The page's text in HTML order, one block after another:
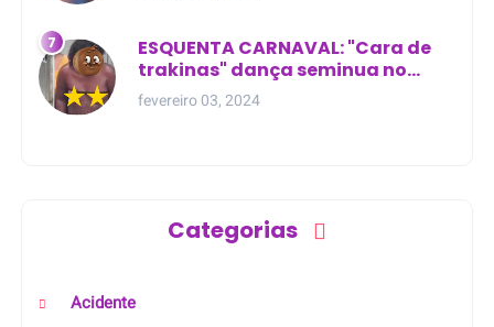
ESQUENTA CARNAVAL: "Cara de
trakinas" dança seminua no
meio da rua na Bahia
fevereiro 03, 2024
Categorias
Acidente